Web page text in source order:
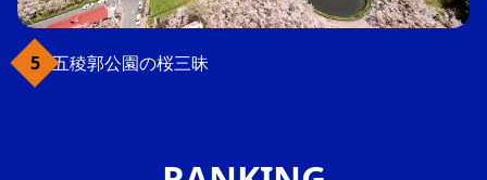
五稜郭公園の桜三昧